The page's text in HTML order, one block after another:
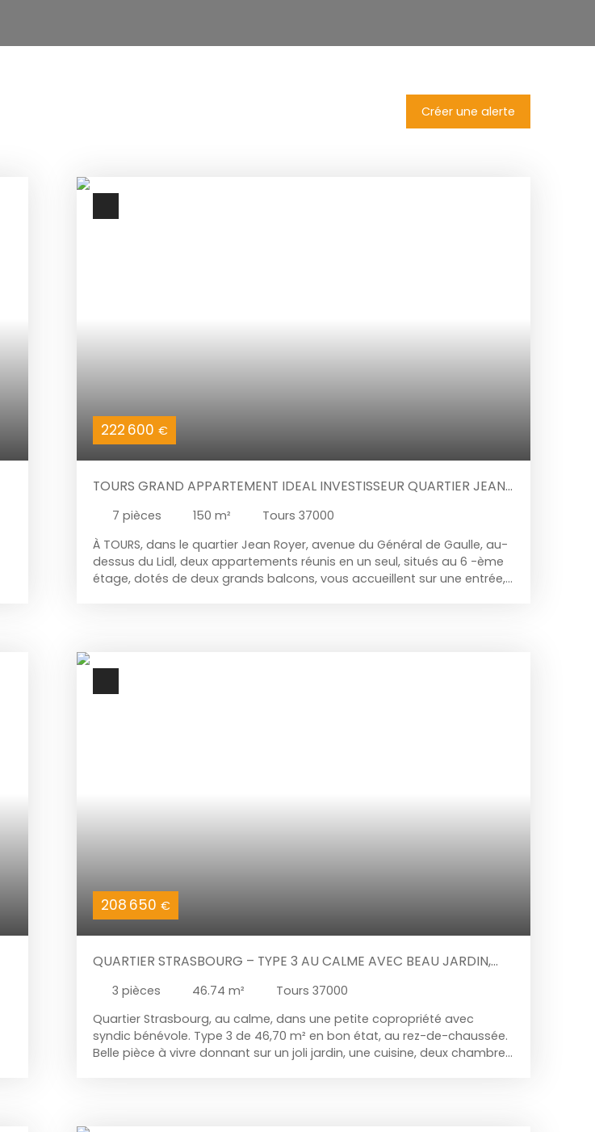
Créer une alerte
222 600 €
TOURS GRAND APPARTEMENT IDEAL INVESTISSEUR QUARTIER JEAN
7 pièces 150 m²
Tours 37000
À TOURS, dans le quartier Jean Royer, avenue du Général de Gaulle, au-
dessus du Lidl, deux appartements réunis en un seul, situés au 6 -ème
étage, dotés de deux grands balcons, vous accueillent sur une entrée,
Giraudeau, Febvotte, Saint-Éloi, Bretonneau et Botanique.
208 650 €
QUARTIER STRASBOURG – TYPE 3 AU CALME AVEC BEAU JARDIN,
INDÉPENDANT. PETITE COPROPRIÉTÉ AVEC SYNDIC BÉNÉVOLE.
3 pièces 46.74 m²
Tours 37000
Quartier Strasbourg, au calme, dans une petite copropriété avec
syndic bénévole. Type 3 de 46,70 m² en bon état, au rez-de-chaussée.
Belle pièce à vivre donnant sur un joli jardin, une cuisine, deux chambres,